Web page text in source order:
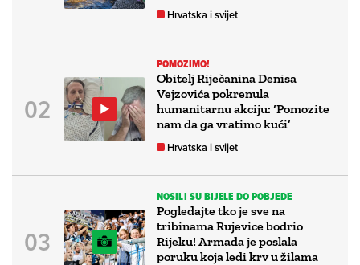
Hrvatska i svijet
POMOZIMO!
Obitelj Riječanina Denisa
Vejzovića pokrenula
humanitarnu akciju: ‘Pomozite
nam da ga vratimo kući’
Hrvatska i svijet
NOSILI SU BIJELE DO POBJEDE
Pogledajte tko je sve na
tribinama Rujevice bodrio
Rijeku! Armada je poslala
poruku koja ledi krv u žilama